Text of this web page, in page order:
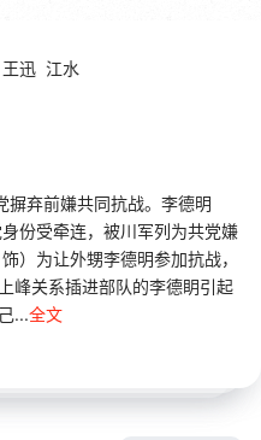
王迅 江水
弃前嫌共同抗战。李德明
份受牵连，被川军列为共党嫌
）为让外甥李德明参加抗战，
峰关系插进部队的李德眀引起
...全文